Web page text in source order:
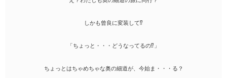
しかも曾良に変装して⁉︎
「ちょっと・・・どうなってるの⁉︎」
ちょっとはちゃめちゃな奥の細道が、今始ま・・・る？